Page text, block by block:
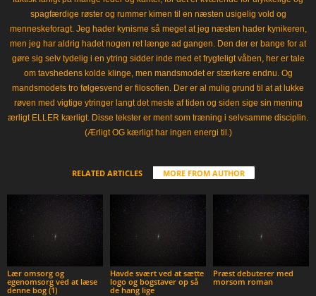
spagfærdige røster og rummer kimen til en næsten usigelig vold og
menneskeforagt. Jeg hader kynisme så meget at jeg næsten hader kynikeren,
men jeg har aldrig hadet nogen ret længe ad gangen. Den der er bange for at
gøre sig selv tydelig i en ytring sidder inde med et frygteligt våben, her er tale
om tavshedens kolde klinge, men mandsmodet er stærkere endnu. Og
mandsmodets tro følgesvend er filosofien. Der er al mulig grund til at at lukke
røven med vigtige ytringer langt det meste af tiden og siden sige sin mening
ærligt ELLER kærligt. Disse tekster er ment som træning i selvsamme disciplin.
(Ærligt OG kærligt har ingen energi til.)
RELATED ARTICLES MORE FROM AUTHOR
Lær omsorg og
egenomsorg ved at læse
denne bog (1)
Havde svært ved at sætte
logo og bogstaver op så
de hang lige
Præst debuterer med
morsom roman